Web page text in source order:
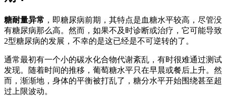
糖耐量异常 ，即糖尿病前期，其特点是血糖水平较高，尽管没
有糖尿病那么高。然而，如果不及时诊断或治疗，它可能导致
2型糖尿病的发展，不幸的是这已经是不可逆转的了。
通常最初有一个小的碳水化合物代谢紊乱，有时很难通过测试
发现。随着时间的推移，葡萄糖水平只在早晨或餐后上升。然
而，渐渐地，身体的平衡被打乱了，糖分水平开始围绕甚至超
过上限波动。